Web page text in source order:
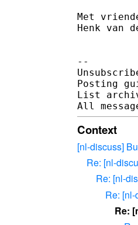
Met
Henk van
--
Posting
List
Context
[nl-discuss]
Re: [nl-
Re: [nl-
Re:
Re: